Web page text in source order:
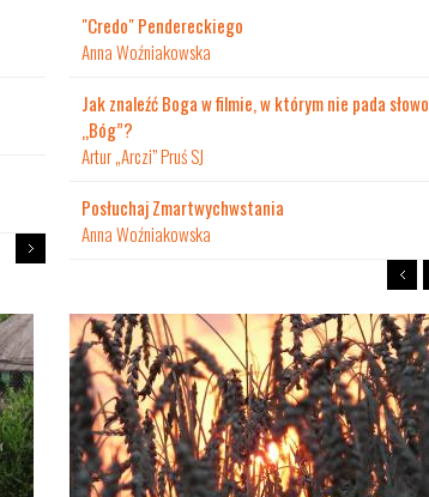
"Credo" Pendereckiego
Anna Woźniakowska
Jak znaleźć Boga w filmie, w którym nie pada słowo
„Bóg”?
Artur „Arczi” Pruś SJ
Posłuchaj Zmartwychwstania
Anna Woźniakowska